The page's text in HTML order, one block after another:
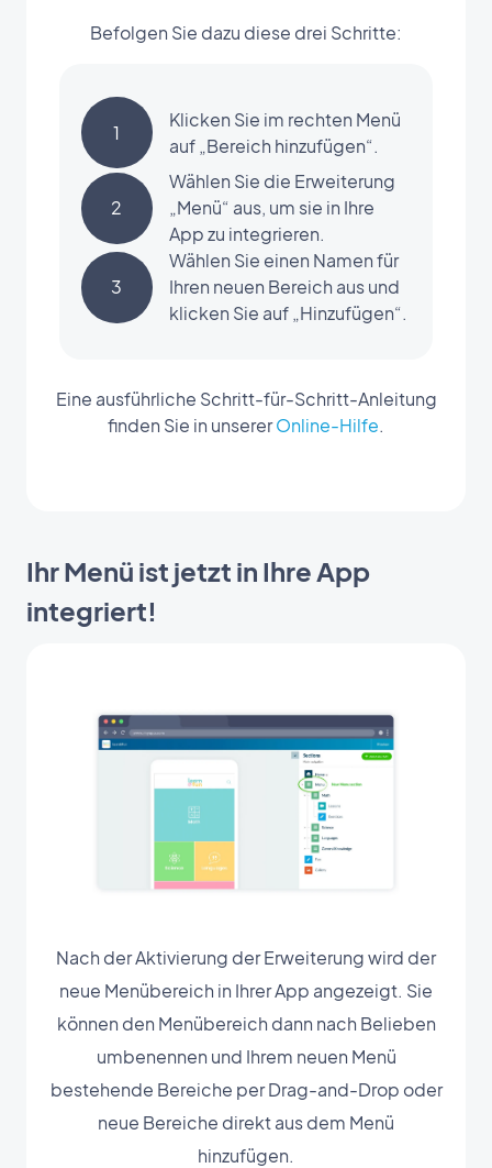
Befolgen Sie dazu diese drei Schritte:
1
Klicken Sie im rechten Menü
auf „Bereich hinzufügen“.
2
Wählen Sie die Erweiterung
„Menü“ aus, um sie in Ihre
App zu integrieren.
3
Wählen Sie einen Namen für
Ihren neuen Bereich aus und
klicken Sie auf „Hinzufügen“.
Eine ausführliche Schritt-für-Schritt-Anleitung
finden Sie in unsererOnline-Hilfe.
Ihr Menü ist jetzt in Ihre App
integriert!
Nach der Aktivierung der Erweiterung wird der
neue Menübereich in Ihrer App angezeigt. Sie
können den Menübereich dann nach Belieben
umbenennen und Ihrem neuen Menü
bestehende Bereiche per Drag-and-Drop oder
neue Bereiche direkt aus dem Menü
hinzufügen.